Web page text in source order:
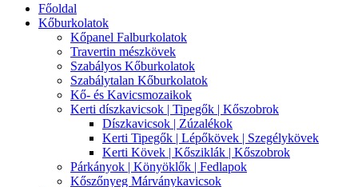
Főoldal
Kőburkolatok
Kőpanel Falburkolatok
Travertin mészkövek
Szabályos Kőburkolatok
Szabálytalan Kőburkolatok
Kő- és Kavicsmozaikok
Kerti díszkavicsok | Tipegők | Kőszobrok
Díszkavicsok | Zúzalékok
Kerti Tipegők | Lépőkövek | Szegélykövek
Kerti Kövek | Kősziklák | Kőszobrok
Párkányok | Könyöklők | Fedlapok
Kőszőnyeg Márványkavicsok